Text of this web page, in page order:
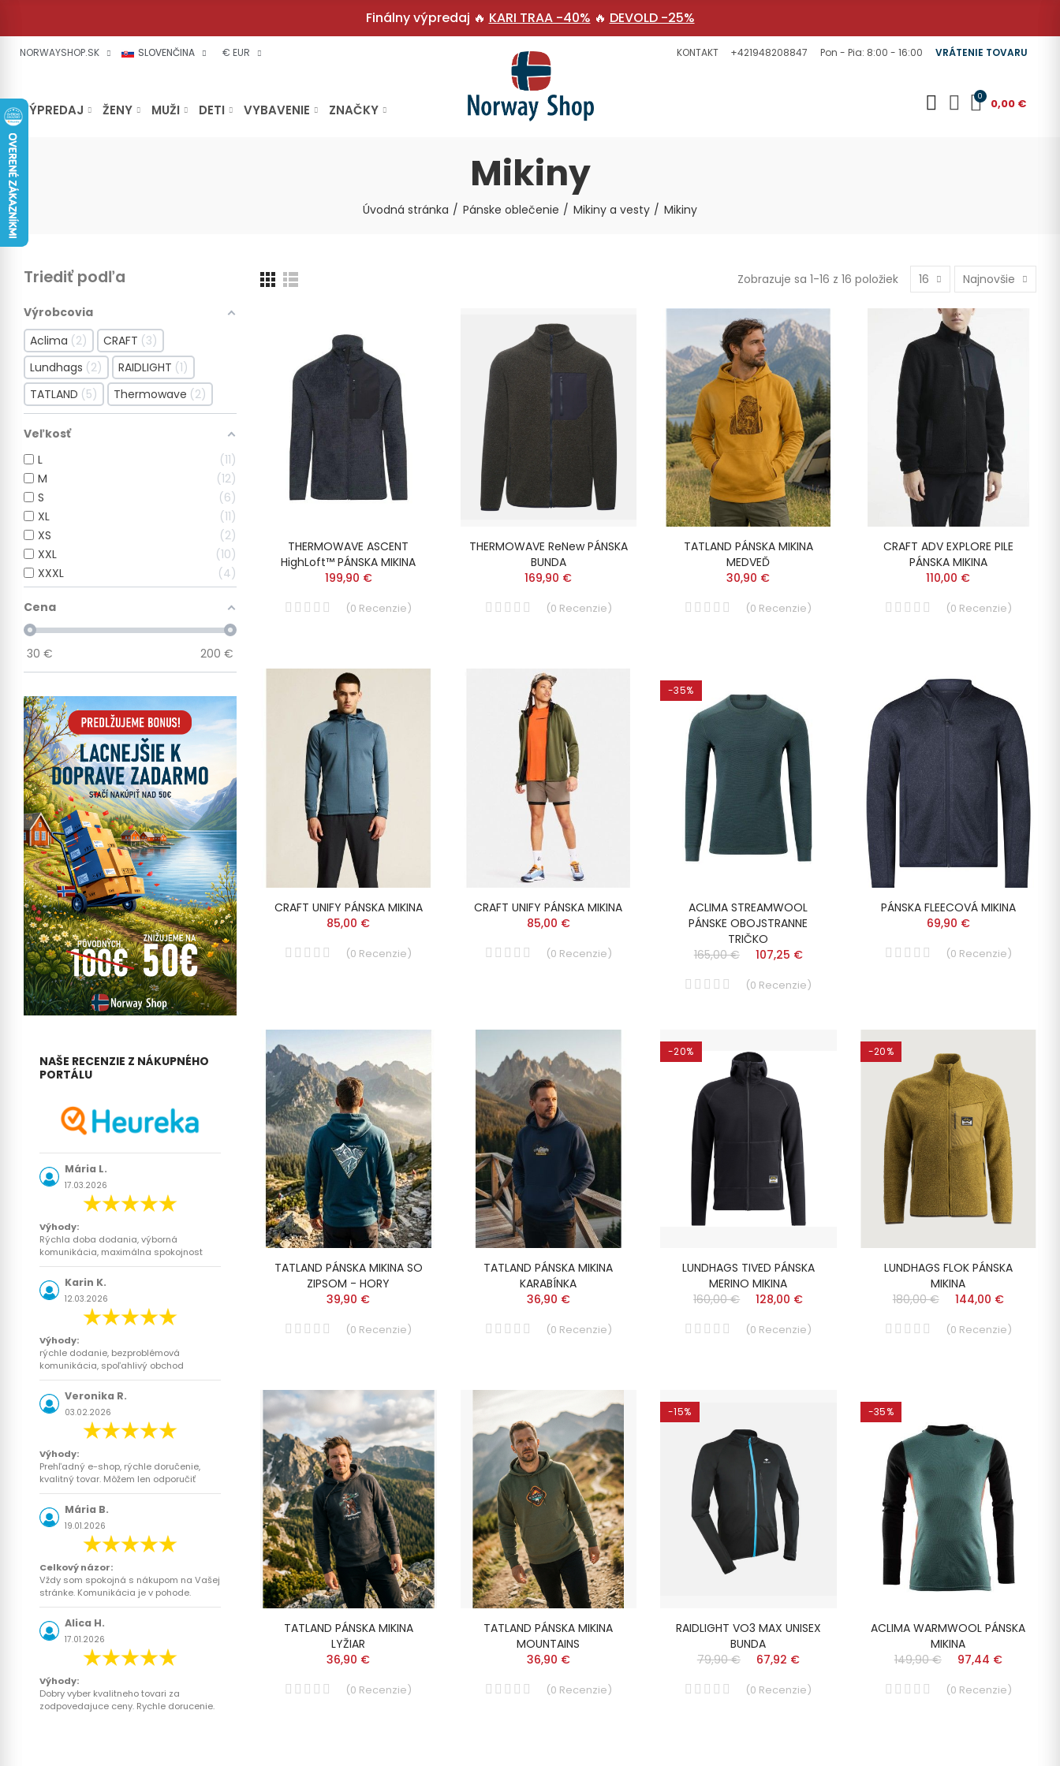
Finálny výpredaj 🔥 KARI TRAA -40% 🔥 DEVOLD -25%
NORWAYSHOP.SK SLOVENČINA € EUR KONTAKT +421948208847 Pon - Pia: 8:00 - 16:00 VRÁTENIE TOVARU
VÝPREDAJ ŽENY MUŽI DETI VYBAVENIE ZNAČKY
0 0,00 €
Mikiny
Úvodná stránka Pánske oblečenie Mikiny a vesty Mikiny
Zobrazuje sa 1-16 z 16 položiek 16 Najnovšie
THERMOWAVE ASCENT
HighLoft™ PÁNSKA MIKINA
199,90 €
(0 Recenzie)
THERMOWAVE ReNew PÁNSKA
BUNDA
169,90 €
(0 Recenzie)
TATLAND PÁNSKA MIKINA
MEDVEĎ
30,90 €
(0 Recenzie)
CRAFT ADV EXPLORE PILE
PÁNSKA MIKINA
110,00 €
(0 Recenzie)
CRAFT UNIFY PÁNSKA MIKINA
85,00 €
(0 Recenzie)
CRAFT UNIFY PÁNSKA MIKINA
85,00 €
(0 Recenzie)
-35%
ACLIMA STREAMWOOL
PÁNSKE OBOJSTRANNE
TRIČKO
165,00 €
107,25 €
(0 Recenzie)
PÁNSKA FLEECOVÁ MIKINA
69,90 €
(0 Recenzie)
TATLAND PÁNSKA MIKINA SO
ZIPSOM - HORY
39,90 €
(0 Recenzie)
TATLAND PÁNSKA MIKINA
KARABÍNKA
36,90 €
(0 Recenzie)
-20%
LUNDHAGS TIVED PÁNSKA
MERINO MIKINA
160,00 €
128,00 €
(0 Recenzie)
-20%
LUNDHAGS FLOK PÁNSKA
MIKINA
180,00 €
144,00 €
(0 Recenzie)
TATLAND PÁNSKA MIKINA
LYŽIAR
36,90 €
(0 Recenzie)
TATLAND PÁNSKA MIKINA
MOUNTAINS
36,90 €
(0 Recenzie)
-15%
RAIDLIGHT VO3 MAX UNISEX
BUNDA
79,90 €
67,92 €
(0 Recenzie)
-35%
ACLIMA WARMWOOL PÁNSKA
MIKINA
149,90 €
97,44 €
(0 Recenzie)
Triediť podľa
Výrobcovia
Aclima 2 CRAFT 3
Lundhags 2 RAIDLIGHT 1
TATLAND 5 Thermowave 2
Veľkosť
L
11
M
12
S
6
XL
11
XS
2
XXL
10
XXXL
4
Cena
30 € 200 €
NAŠE RECENZIE Z NÁKUPNÉHO
PORTÁLU
Mária L.
17.03.2026
Výhody:
Rýchla doba dodania, výborná
komunikácia, maximálna spokojnost
Karin K.
12.03.2026
Výhody:
rýchle dodanie, bezproblémová
komunikácia, spoľahlivý obchod
Veronika R.
03.02.2026
Výhody:
Prehľadný e-shop, rýchle doručenie,
kvalitný tovar. Môžem len odporučiť
Mária B.
19.01.2026
Celkový názor:
Vždy som spokojná s nákupom na Vašej
stránke. Komunikácia je v pohode.
Alica H.
17.01.2026
Výhody:
Dobry vyber kvalitneho tovari za
zodpovedajuce ceny. Rychle dorucenie.